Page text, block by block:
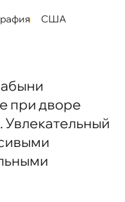
США
при дворе